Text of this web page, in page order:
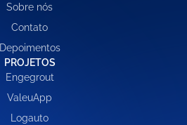
Sobre nós
Contato
Depoimentos
PROJETOS
Engegrout
ValeuApp
Logauto